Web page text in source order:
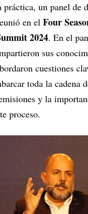
práctica, un panel de
en el Four
2024. En el
sus
cuestiones
toda la cadena
y la
proceso.